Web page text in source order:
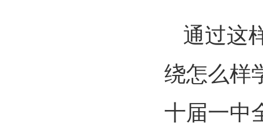
通过这
绕怎么样
十届一中